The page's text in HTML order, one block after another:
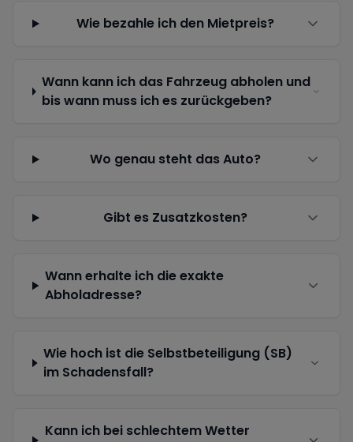
Wie bezahle ich den Mietpreis?
Wann kann ich das Fahrzeug abholen und
bis wann muss ich es zurückgeben?
Wo genau steht das Auto?
Gibt es Zusatzkosten?
Wann erhalte ich die exakte
Abholadresse?
Wie hoch ist die Selbstbeteiligung (SB)
im Schadensfall?
Kann ich bei schlechtem Wetter